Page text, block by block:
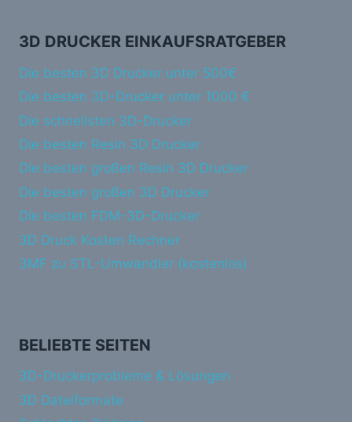
3D DRUCKER EINKAUFSRATGEBER
Die besten 3D Drucker unter 500€
Die besten 3D-Drucker unter 1000 €
Die schnellsten 3D-Drucker
Die besten Resin 3D Drucker
Die besten großen Resin 3D Drucker
Die besten großen 3D Drucker
Die besten FDM-3D-Drucker
3D Druck Kosten Rechner
3MF zu STL-Umwandler (kostenlos)
BELIEBTE SEITEN
3D-Druckerprobleme & Lösungen
3D Dateiformate